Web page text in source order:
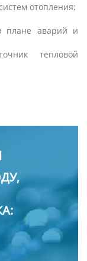
отопления;
плане аварий и
тепловой